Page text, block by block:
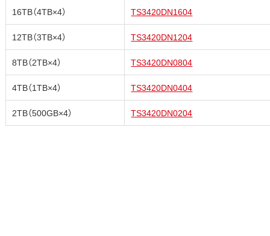
16TB（4TB×4） TS3420DN1604
12TB（3TB×4） TS3420DN1204
8TB（2TB×4） TS3420DN0804
4TB（1TB×4） TS3420DN0404
2TB（500GB×4） TS3420DN0204